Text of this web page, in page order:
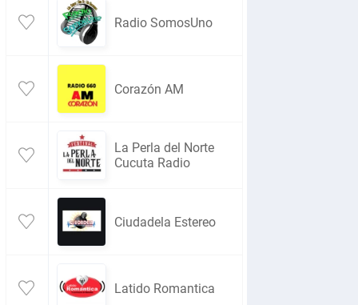
Radio SomosUno
Corazón AM
La Perla del Norte
Cucuta Radio
Ciudadela Estereo
Latido Romantica